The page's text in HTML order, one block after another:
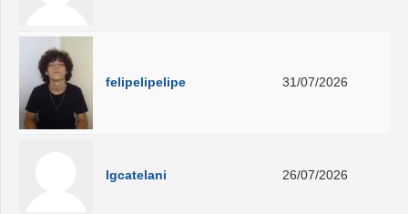
felipelipelipe 31/07/2026
lgcatelani 26/07/2026